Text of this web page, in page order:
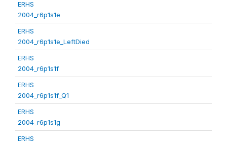
ERHS
2004_r6p1s1e
ERHS
2004_r6p1s1e_LeftDied
ERHS
2004_r6p1s1f
ERHS
2004_r6p1s1f_Q1
ERHS
2004_r6p1s1g
ERHS